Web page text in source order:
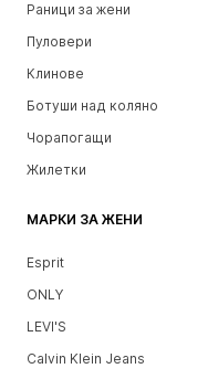
Раници за жени
Пуловери
Клинове
Ботуши над коляно
Чорапогащи
Жилетки
МАРКИ ЗА ЖЕНИ
Esprit
ONLY
LEVI'S
Calvin Klein Jeans